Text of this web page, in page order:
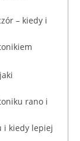
– kiedy i
rano i
i kiedy lepiej